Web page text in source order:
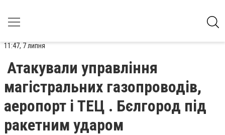
11:47, 7 липня
Атакували управління
магістральних газопроводів,
аеропорт і ТЕЦ . Бєлгород під
ракетним ударом